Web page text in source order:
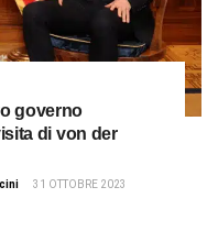
governo
di von der
31 OTTOBRE 2023